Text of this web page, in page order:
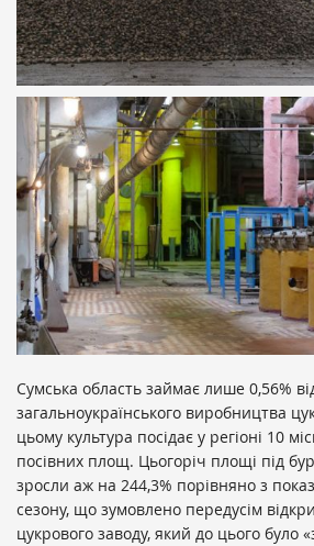
Сумська область займає лише 0,56%
загальноукраїнського виробництва
цьому культура посідає у регіоні 10
посівних площ. Цьогоріч площі під
зросли аж на 244,3% порівняно з
сезону, що зумовлено передусім
цукрового заводу, який до цього було